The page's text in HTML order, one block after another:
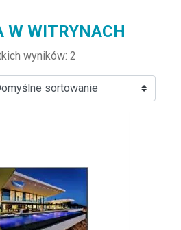
W WITRYNACH
wyników: 2